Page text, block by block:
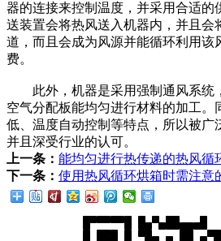
器的连接来控制温度，并采用合适的
送装置会将热风送入机器内，并且会
道，而且会成为风源并能循环利用该
费。
此外，机器是采用强制通风系统
空气分配板能均匀进行材料的加工。
低、温度自动控制等特点，所以被广
并且深受行业的认可。
上一条： 能均匀进行热传递的热风循
下一条： 使用热风循环烘箱时需注意